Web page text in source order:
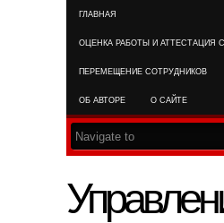
ГЛАВНАЯ
ОЦЕНКА РАБОТЫ И АТТЕСТАЦИЯ
ПЕРЕМЕЩЕНИЕ СОТРУДНИКОВ
ОБ АВТОРЕ О САЙТЕ